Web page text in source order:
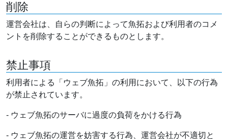
削除
運営会社は、自らの判断によって魚拓および利用者のコメ
ントを削除することができるものとします。
禁止事項
利用者による「ウェブ魚拓」の利用において、以下の行為
が禁止されています。
- ウェブ魚拓のサーバに過度の負荷をかける行為
- ウェブ魚拓の運営を妨害する行為、運営会社が不適切と